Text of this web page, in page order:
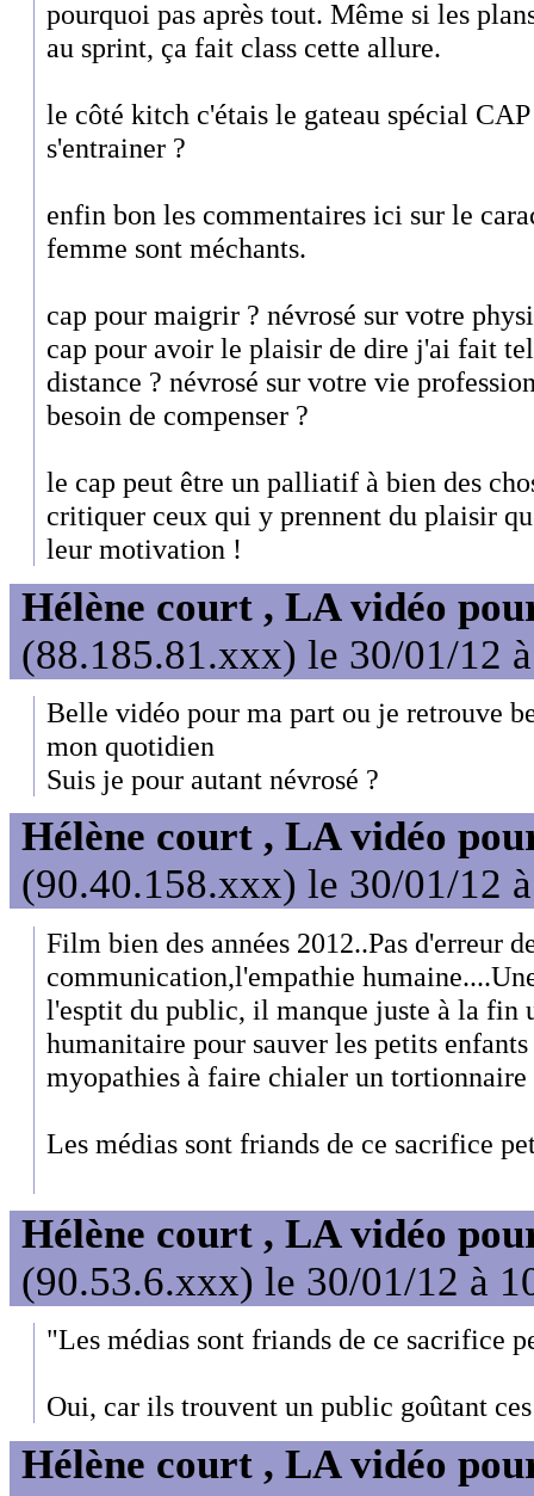
pourquoi pas après tout. Même si les
au sprint, ça fait class cette allure.
le côté kitch c'étais le gateau spécial
s'entrainer ?
enfin bon les commentaires ici sur le
femme sont méchants.
cap pour maigrir ? névrosé sur votre
cap pour avoir le plaisir de dire j'ai fait
distance ? névrosé sur votre vie
besoin de compenser ?
le cap peut être un palliatif à bien des
critiquer ceux qui y prennent du plaisir
leur motivation !
Hélène court , LA vidéo
(88.185.81.xxx) le 30/01/12
Belle vidéo pour ma part ou je retrouve
mon quotidien
Suis je pour autant névrosé ?
Hélène court , LA vidéo
(90.40.158.xxx) le 30/01/12
Film bien des années 2012..Pas d'erreur
communication,l'empathie
l'esptit du public, il manque juste à la fin
humanitaire pour sauver les petits
myopathies à faire chialer un tortionnaire
Les médias sont friands de ce sacrifice
Hélène court , LA vidéo
(90.53.6.xxx) le 30/01/12 à
"Les médias sont friands de ce sacrifice
Oui, car ils trouvent un public goûtant
Hélène court , LA vidéo